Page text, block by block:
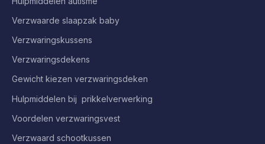
Verzwaarde slaapzak baby
Verzwaringskussens
Verzwaringsdekens
Gewicht kiezen verzwaringsdeken
Hulpmiddelen bij prikkelverwerking
Voordelen verzwaringsvest
Verzwaard schootkussen